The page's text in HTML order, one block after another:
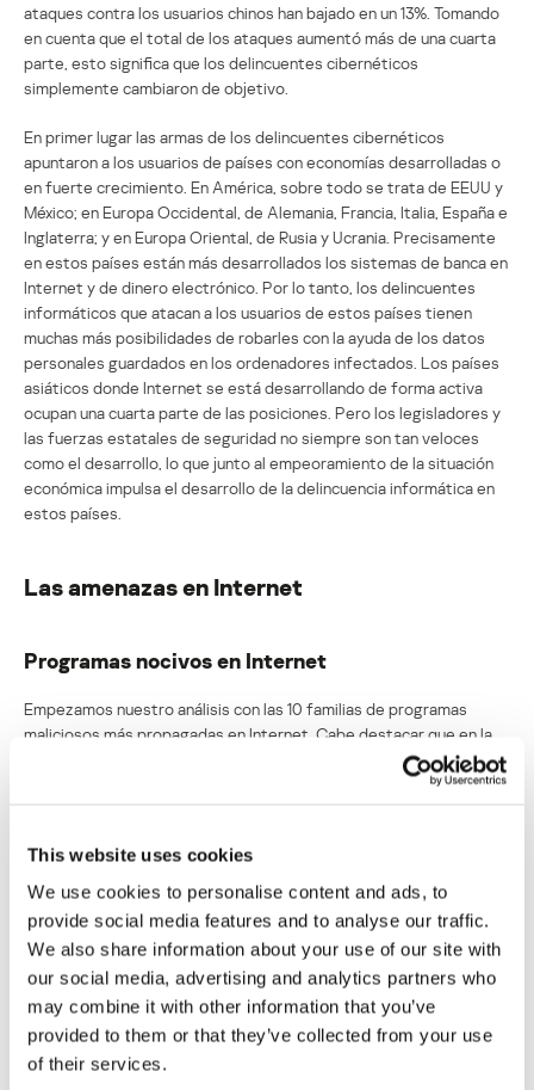
This website uses cookies
We use cookies to personalise content and ads, to
provide social media features and to analyse our traffic.
We also share information about your use of our site with
our social media, advertising and analytics partners who
may combine it with other information that you’ve
provided to them or that they’ve collected from your use
of their services.
ataques contra los usuarios chinos han bajado en un 13%. Tomando
en cuenta que el total de los ataques aumentó más de una cuarta
parte, esto significa que los delincuentes cibernéticos
simplemente cambiaron de objetivo.
En primer lugar las armas de los delincuentes cibernéticos
apuntaron a los usuarios de países con economías desarrolladas o
en fuerte crecimiento. En América, sobre todo se trata de EEUU y
México; en Europa Occidental, de Alemania, Francia, Italia, España e
Inglaterra; y en Europa Oriental, de Rusia y Ucrania. Precisamente
en estos países están más desarrollados los sistemas de banca en
Internet y de dinero electrónico. Por lo tanto, los delincuentes
informáticos que atacan a los usuarios de estos países tienen
muchas más posibilidades de robarles con la ayuda de los datos
personales guardados en los ordenadores infectados. Los países
asiáticos donde Internet se está desarrollando de forma activa
ocupan una cuarta parte de las posiciones. Pero los legisladores y
las fuerzas estatales de seguridad no siempre son tan veloces
como el desarrollo, lo que junto al empeoramiento de la situación
económica impulsa el desarrollo de la delincuencia informática en
estos países.
Las amenazas en Internet
Programas nocivos en Internet
Empezamos nuestro análisis con las 10 familias de programas
maliciosos más propagadas en Internet. Cabe destacar que en la
tabla de abajo no se toman en cuenta los resultados del
subsistema de antivirus web, que detecta sólo los vínculos
Iframer 15,90%
2 Generic 7,28%
4 Agent